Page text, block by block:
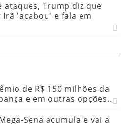
ataques, Trump diz que
'acabou' e fala em
de R$ 150 milhões da
e em outras opções...
Sena acumula e vai a